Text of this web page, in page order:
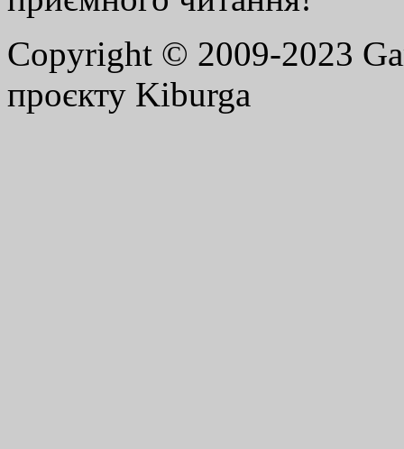
Copyright © 2009-2023
проєкту Kiburga